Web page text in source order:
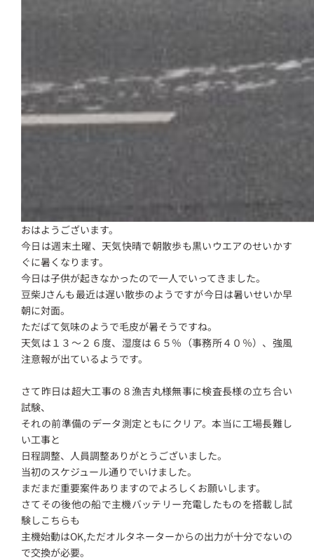
おはようございます。
今日は週末土曜、天気快晴で朝散歩も黒いウエアのせいかす
ぐに暑くなります。
今日は子供が起きなかったので一人でいってきました。
豆柴Jさんも最近は遅い散歩のようですが今日は暑いせいか早
朝に対面。
ただばて気味のようで毛皮が暑そうですね。
天気は１３～２６度、湿度は６５％（事務所４０％）、強風
注意報が出ているようです。
さて昨日は超大工事の８漁吉丸様無事に検査長様の立ち合い
試験、
それの前準備のデータ測定ともにクリア。本当に工場長難し
い工事と
日程調整、人員調整ありがとうございました。
当初のスケジュール通りでいけました。
まだまだ重要案件ありますのでよろしくお願いします。
さてその後他の船で主機バッテリー充電したものを搭載し試
験しこちらも
主機始動はOK,ただオルタネーターからの出力が十分でないの
で交換が必要。